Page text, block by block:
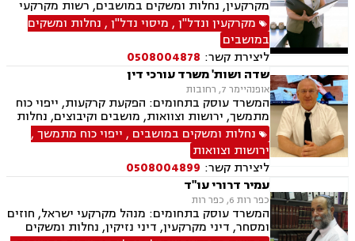
מקרקעין, נחלות ומשקים במושבים, רשות מקרקעי
ישראל, בתים משותפים, נדל"ן ביהודה ושומרון, פינוי
בינוי, עסקאות מכר דירה, ירושות וצוואות, ייפוי כוח
מתמשך, נוטריון ספרדי, אנגלית ופורטוגזית.
מקרקעין ונדל"ן, מיסוי נדל"ן, נחלות ומשקים
במושבים
ליצירת קשר: 0508004878
שדה ושות' משרד עורכי דין
אופנהיימר 7, רחובות
המשרד עוסק בתחומים: הפקעת קרקעות, ייפוי כוח
מתמשך, ירושות וצוואות, מושבים וקיבוצים, נחלות
ומשקים במושבים, אגודות שיתופיות, רשות מקרקעי
ישראל, תכנון ובניה, עסקאות מכר דירה, ייצוג עסקים
ובעלי עסקים בגביית חובות בבתי משפט והוצאה
לפועל, ליטיגציה מסחרית
נחלות ומשקים במושבים , ייפוי כוח מתמשך,
ירושות וצוואות
ליצירת קשר: 0508004899
עמיר דרורי עו"ד
כפר רות 6, כפר רות
המשרד עוסק בתחומים: מנהל מקרקעי ישראל, חוזים
ומסחר, דיני מקרקעין, דיני נזיקין, נחלות ומשקים